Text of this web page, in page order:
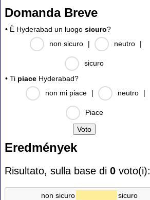
Domanda Breve
• È Hyderabad un luogo sicuro?
non sicuro
| neutro |
sicuro
• Ti piace Hyderabad?
non mi piace
| neutro |
Piace
Eredmények
Risultato, sulla base di 0 voto(i):
non sicuro
sicuro